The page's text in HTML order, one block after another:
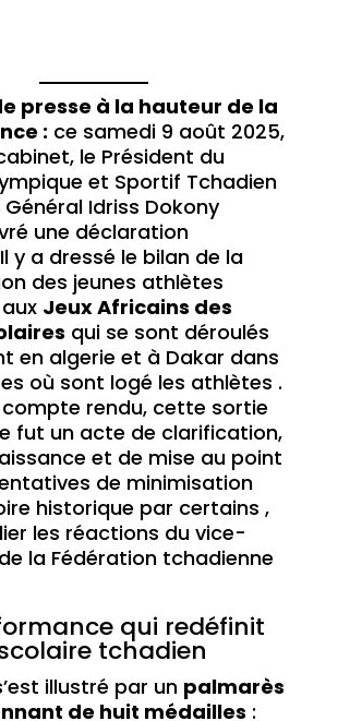
presse à la hauteur de la
: ce samedi 9 août 2025,
le Président du
et Sportif Tchadien
Général Idriss Dokony
une déclaration
y a dressé le bilan de la
des jeunes athlètes
Jeux Africains des
qui se sont déroulés
en algerie et à Dakar dans
où sont logé les athlètes .
compte rendu, cette sortie
fut un acte de clarification,
et de mise au point
de minimisation
historique par certains ,
les réactions du vice-
la Fédération tchadienne
qui redéfinit
tchadien
illustré par un palmarès
de huit médailles :